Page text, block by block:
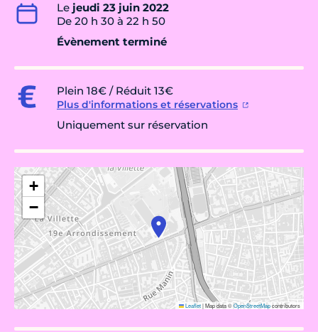
Le jeudi 23 juin 2022
De 20 h 30 à 22 h 50
Évènement terminé
Plein 18€ / Réduit 13€
Plus d'informations et réservations
Uniquement sur réservation
+
−
Leaflet|Map data ©OpenStreetMapcontributors